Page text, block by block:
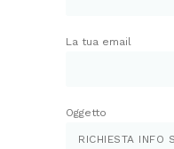
La tua email
Oggetto